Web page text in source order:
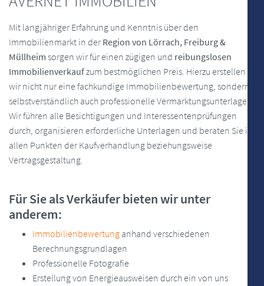
Mit langjähriger Erfahrung und Kenntnis über den
Immobilienmarkt in der Region von Lörrach, Freiburg &
Müllheim sorgen wir für einen zügigen und reibungslosen
Immobilienverkaufzum bestmöglichen Preis. Hierzu erstellen
wir nicht nur eine fachkundige Immobilienbewertung, sondern
selbstverständlich auch professionelle Vermarktungsunterlagen.
Wir führen alle Besichtigungen und Interessentenprüfungen
durch, organisieren erforderliche Unterlagen und beraten Sie in
allen Punkten der Kaufverhandlung beziehungsweise
Vertragsgestaltung.
Für Sie als Verkäufer bieten wir unter
anderem:
Immobilienbewertung anhand verschiedenen
Berechnungsgrundlagen
Professionelle Fotografie
Erstellung von Energieausweisen durch ein von uns